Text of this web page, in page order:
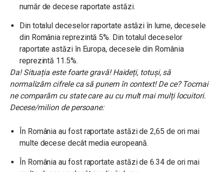
număr de decese raportate astăzi.
Din totalul deceselor raportate astăzi în lume, decesele
din România reprezintă 5%. Din totalul deceselor
raportate astăzi în Europa, decesele din România
reprezintă 11.5%.
Da! Situația este foarte gravă! Haideți, totuși, să
normalizăm cifrele ca să punem în context! De ce? Tocmai
ne comparăm cu state care au cu mult mai mulți locuitori.
Decese/milion de persoane:
În România au fost raportate astăzi de 2,65 de ori mai
multe decese decât media europeană.
În România au fost raportate astăzi de 6.34 de ori mai